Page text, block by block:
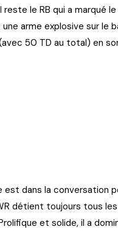
le RB qui a marqué
arme explosive sur le
50 TD au total) en
est dans la conversation
détient toujours tous
et solide, il a